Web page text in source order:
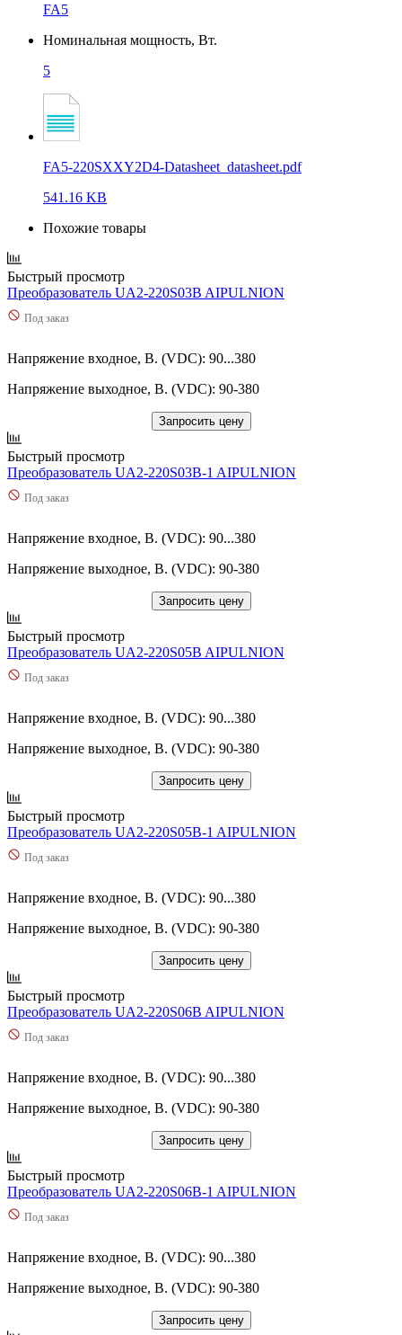
FA5
Номинальная мощность, Вт.
5
FA5-220SXXY2D4-Datasheet_datasheet.pdf
541.16 KB
Похожие товары
Быстрый просмотр
Преобразователь UA2-220S03B AIPULNION
Под заказ
Напряжение входное, В. (VDC): 90...380
Напряжение выходное, В. (VDC): 90-380
Запросить цену
Быстрый просмотр
Преобразователь UA2-220S03B-1 AIPULNION
Под заказ
Напряжение входное, В. (VDC): 90...380
Напряжение выходное, В. (VDC): 90-380
Запросить цену
Быстрый просмотр
Преобразователь UA2-220S05B AIPULNION
Под заказ
Напряжение входное, В. (VDC): 90...380
Напряжение выходное, В. (VDC): 90-380
Запросить цену
Быстрый просмотр
Преобразователь UA2-220S05B-1 AIPULNION
Под заказ
Напряжение входное, В. (VDC): 90...380
Напряжение выходное, В. (VDC): 90-380
Запросить цену
Быстрый просмотр
Преобразователь UA2-220S06B AIPULNION
Под заказ
Напряжение входное, В. (VDC): 90...380
Напряжение выходное, В. (VDC): 90-380
Запросить цену
Быстрый просмотр
Преобразователь UA2-220S06B-1 AIPULNION
Под заказ
Напряжение входное, В. (VDC): 90...380
Напряжение выходное, В. (VDC): 90-380
Запросить цену